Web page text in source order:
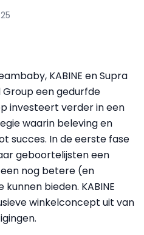
KABINE en Supra
Group een gedurfde
investeert verder in een
waarin beleving en
succes. In de eerste fase
geboortelijsten een
nog betere (en
bieden. KABINE
winkelconcept uit van